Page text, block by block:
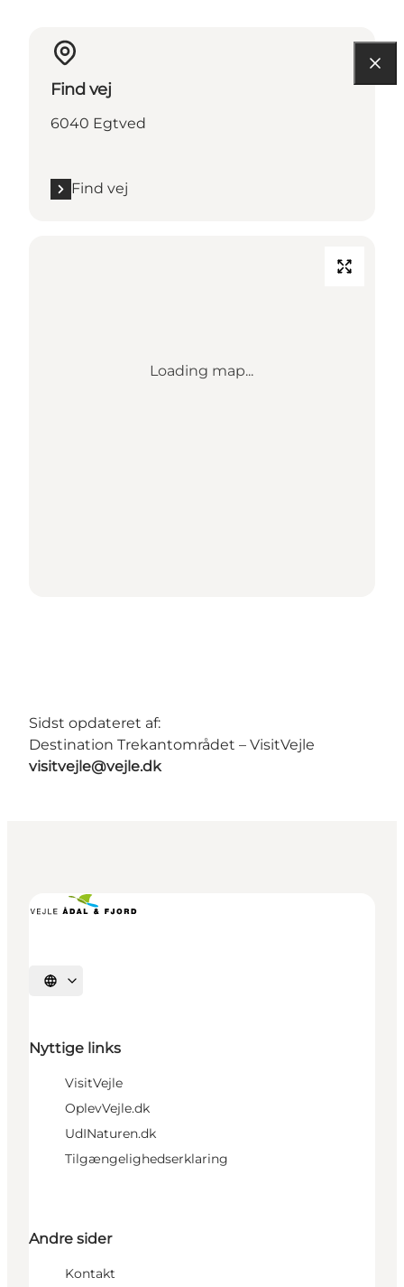
Find vej
6040 Egtved
Find vej
Loading map...
Sidst opdateret af:
Destination Trekantområdet – VisitVejle
visitvejle@vejle.dk
Vælg sprog
Nyttige links
VisitVejle
OplevVejle.dk
UdINaturen.dk
Tilgængelighedserklaring
Andre sider
Kontakt